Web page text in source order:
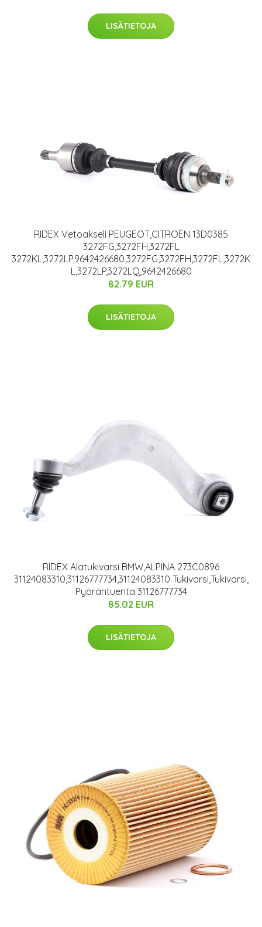
LISÄTIETOJA
RIDEX Vetoakseli PEUGEOT,CITROËN 13D0385
3272FG,3272FH,3272FL
3272KL,3272LP,9642426680,3272FG,3272FH,3272FL,3272K
L,3272LP,3272LQ,9642426680
82.79 EUR
LISÄTIETOJA
RIDEX Alatukivarsi BMW,ALPINA 273C0896
31124083310,31126777734,31124083310 Tukivarsi,Tukivarsi,
Pyöräntuenta 31126777734
85.02 EUR
LISÄTIETOJA